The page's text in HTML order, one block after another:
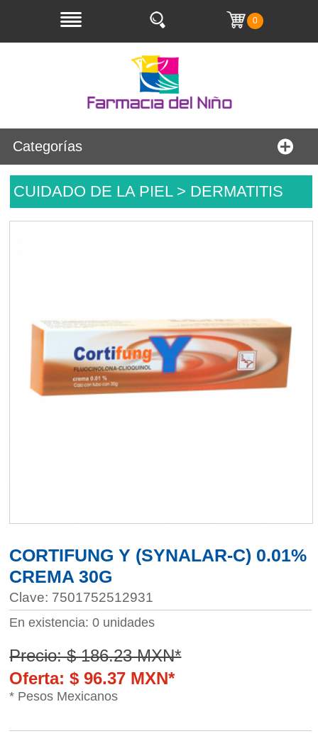
0
Categorías
CUIDADO DE LA PIEL > DERMATITIS
CORTIFUNG Y (SYNALAR-C) 0.01%
CREMA 30G
Clave: 7501752512931
En existencia: 0 unidades
Precio: $ 186.23 MXN*
Oferta: $ 96.37 MXN*
* Pesos Mexicanos